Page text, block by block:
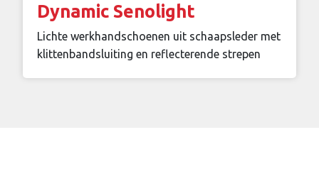
Dynamic Senolight
Lichte werkhandschoenen uit schaapsleder met
klittenbandsluiting en reflecterende strepen